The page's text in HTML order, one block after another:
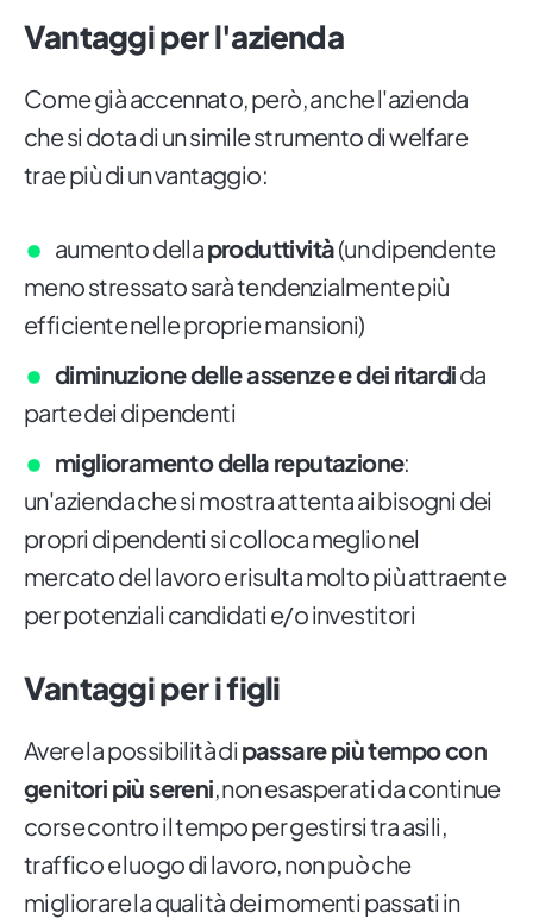
Vantaggi per l'azienda
Come già accennato, però, anche l'azienda
che si dota di un simile strumento di welfare
trae più di un vantaggio:
aumento dellaproduttività(un dipendente
meno stressato sarà tendenzialmente più
efficiente nelle proprie mansioni)
diminuzione delle assenze e dei ritardida
parte dei dipendenti
miglioramento della reputazione:
un'azienda che si mostra attenta ai bisogni dei
propri dipendenti si colloca meglio nel
mercato del lavoro e risulta molto più attraente
per potenziali candidati e/o investitori
Vantaggi per i figli
Avere la possibilità di passare più tempo con
genitori più sereni, non esasperati da continue
corse contro il tempo per gestirsi tra asili,
traffico e luogo di lavoro, non può che
migliorare la qualità dei momenti passati in